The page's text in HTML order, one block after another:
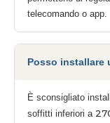
telecomando o app.
Posso installare
È sconsigliato
soffitti inferiori a